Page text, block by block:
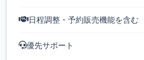
日程調整・予約販売機能を含む
優先サポート